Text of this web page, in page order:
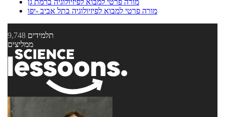
מורה פרטי למבוא לפיזיולוגיה בתל אביב -יפו
9,748 תלמידים
ממליצים